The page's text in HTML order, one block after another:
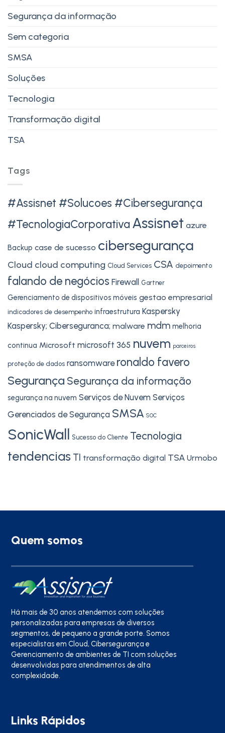
Segurança da informação
Sem categoria
SMSA
Soluções
Tecnologia
Transformação digital
TSA
Tags
#Assisnet #Solucoes #Cibersegurança
#TecnologiaCorporativa Assisnet azure
Backup case de sucesso cibersegurança
Cloud cloud computing Cloud Services CSA depoimento
falando de negócios Firewall Gartner
Gerenciamento de dispositivos móveis gestao empresarial
indicadores de desempenho infraestrutura Kaspersky
Kaspersky; Ciberseguranca; malware mdm melhoria
continua Microsoft microsoft 365 nuvem parceiros
proteção de dados ransomware ronaldo favero
Segurança Segurança da informação
segurança na nuvem Serviços de Nuvem Serviços
Gerenciados de Segurança SMSA SOC
SonicWall Sucesso do Cliente Tecnologia
tendencias TI transformação digital TSA Urmobo
Quem somos
Há mais de 30 anos atendemos com soluções
personalizadas para empresas de diversos
segmentos, de pequeno a grande porte. Somos
especialistas em Cloud, Cibersegurança e
Gerenciamento de ambientes de TI com soluções
desenvolvidas para atendimentos de alta
complexidade.
Links Rápidos